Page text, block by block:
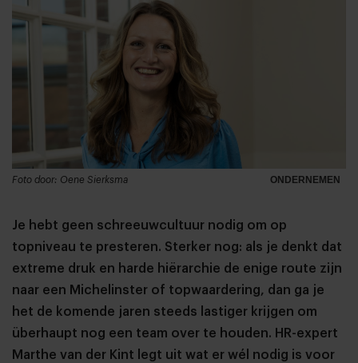
ONDERNEMEN
Foto door: Oene Sierksma
Je hebt geen schreeuwcultuur nodig om op
topniveau te presteren. Sterker nog: als je denkt dat
extreme druk en harde hiërarchie de enige route zijn
naar een Michelinster of topwaardering, dan ga je
het de komende jaren steeds lastiger krijgen om
überhaupt nog een team over te houden. HR-expert
Marthe van der Kint legt uit wat er wél nodig is voor